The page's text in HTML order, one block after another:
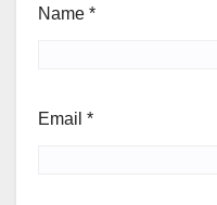
Name *
Email *